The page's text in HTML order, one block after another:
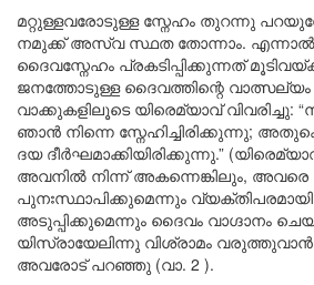
മറ്റുള്ളവരോടുള്ള സ്നേഹം തുറന്നു
നമുക്ക് അസ്വ സ്ഥത തോന്നാം.
ദൈവസ്നേഹം പ്രകടിപ്പിക്കുന്നത്
ജനത്തോടുള്ള ദൈവത്തിന്റെ
വാക്കുകളിലൂടെ യിരെമ്യാവ് വിവരിച്ചു:
ഞാൻ നിന്നെ സ്നേഹിച്ചിരിക്കുന്നു;
ദയ ദീർഘമാക്കിയിരിക്കുന്നു.”
അവനിൽ നിന്ന് അകന്നെങ്കിലും, അവരെ
പുനഃസ്ഥാപിക്കുമെന്നും
അടുപ്പിക്കുമെന്നും ദൈവം വാഗ്ദാനം
യിസ്രായേലിന്നു വിശ്രാമം
അവരോട് പറഞ്ഞു (വാ. 2 ).